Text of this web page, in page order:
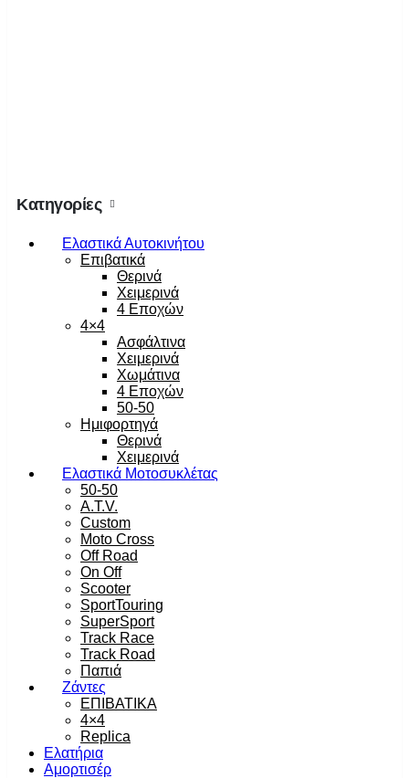
Κατηγορίες
Ελαστικά Αυτοκινήτου
Επιβατικά
Θερινά
Χειμερινά
4 Εποχών
4×4
Ασφάλτινα
Χειμερινά
Χωμάτινα
4 Εποχών
50-50
Ημιφορτηγά
Θερινά
Χειμερινά
Ελαστικά Μοτοσυκλέτας
50-50
A.T.V.
Custom
Moto Cross
Off Road
On Off
Scooter
SportTouring
SuperSport
Track Race
Track Road
Παπιά
Ζάντες
ΕΠΙΒΑΤΙΚΑ
4×4
Replica
Ελατήρια
Αμορτισέρ